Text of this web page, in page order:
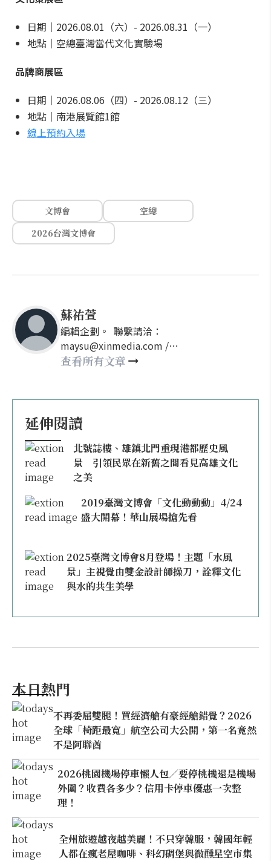
日期｜2026.08.01（六）- 2026.08.31（一）
地點｜空總臺灣當代文化實驗場
品牌商展區
日期｜2026.08.06（四）- 2026.08.12（三）
地點｜南港展覽館1館
線上預約入場
文博會
空總
2026台灣文博會
蘇祐萱
編輯企劃。 聯繫請洽：
maysu@xinmedia.com /
may860527@gmail.com
查看所有文章
延伸閱讀
北號誌樓、雄鎮北門重現港都歷史風
景 引領民眾在新舊之間看見高雄文化
之美
2019臺灣文博會「文化動動動」4/24
盛大開幕！華山展場搶先看
2025臺灣文博會8月登場！主題「水風
景」主視覺由雙金設計師操刀，詮釋文化
與水的共生美學
本日熱門
不再委屈雙腿！買經濟艙有豪經艙錯覺？2026
全球「椅距最寬」航空公司大公開，第一名竟然
不是阿聯酋
2026桃園機場停車懶人包／要停桃機還是機場
外圍？收費各多少？信用卡停車優惠一次整
理！
全州旅遊越夜越美麗！不只穿韓服，韓國年輕
人都在瘋老屋咖啡、科幻碉堡與微醺星空市集